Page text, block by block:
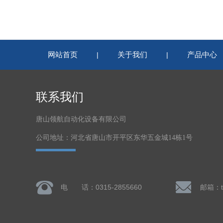
网站首页 | 关于我们 | 产品中心
联系我们
唐山领航自动化设备有限公司
公司地址：河北省唐山市开平区东华五金城14栋1号
电 话：0315-2855660 邮箱